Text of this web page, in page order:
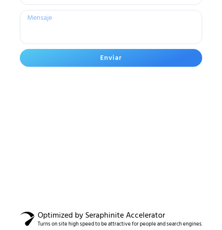
Enviar
Optimized by Seraphinite Accelerator
Turns on site high speed to be attractive for people and search engines.